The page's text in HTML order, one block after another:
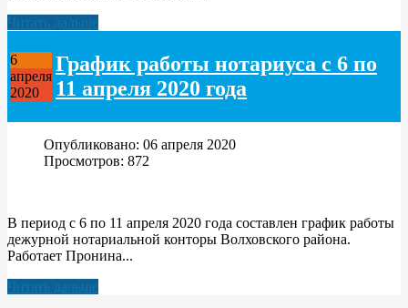
Читать дальше
6
апреля
2020
График работы нотариуса с 6 по
11 апреля 2020 года
Опубликовано: 06 апреля 2020
Просмотров: 872
В период с 6 по 11 апреля 2020 года составлен график работы
дежурной нотариальной конторы Волховского района.
Работает Пронина...
Читать дальше